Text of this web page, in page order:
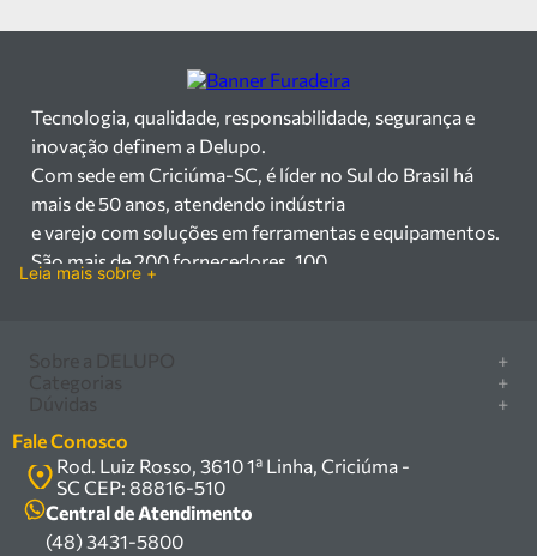
Tecnologia, qualidade, responsabilidade, segurança e
inovação definem a Delupo.
Com sede em Criciúma-SC, é líder no Sul do Brasil há
mais de 50 anos, atendendo indústria
e varejo com soluções em ferramentas e equipamentos.
São mais de 200 fornecedores, 100
equipamentos industriais no Sul do Brasil. Com sede em
Criciúma – SC, atendemos os
setores industrial e varejista com um amplo portfólio de
produtos à pronta entrega.
Trabalhamos com mais de 200 fornecedores parceiros e
um estoque com mais de
Leia mais sobre +
+
Marcas
Política de privacidade
Política de entrega
Termos e condições
+
Serra circular
Compressor
Caixa Organizadora
Carrinho Armazém
+
Como comprar
Central de ajuda
Troca, devolução e garantia
Fale Conosco
Rod. Luiz Rosso, 3610 1ª Linha, Criciúma -
SC CEP: 88816-510
Central de Atendimento
(48) 3431-5800